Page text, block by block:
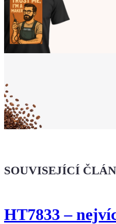
že jsi Maker!
Koupit tričko
SOUVISEJÍCÍ
HT7833 –